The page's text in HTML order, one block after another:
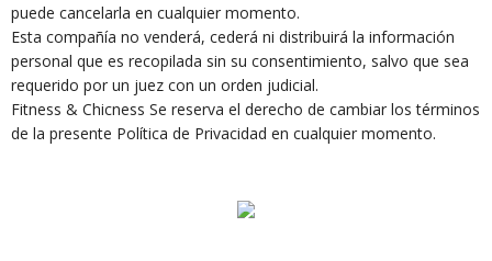
puede cancelarla en cualquier momento.
Esta compañía no venderá, cederá ni distribuirá la información
personal que es recopilada sin su consentimiento, salvo que sea
requerido por un juez con un orden judicial.
Fitness & Chicness Se reserva el derecho de cambiar los términos
de la presente Política de Privacidad en cualquier momento.